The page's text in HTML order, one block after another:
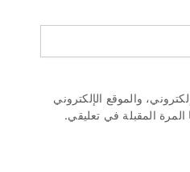
والموقع الإلكتروني
المقبلة في تعليقي.